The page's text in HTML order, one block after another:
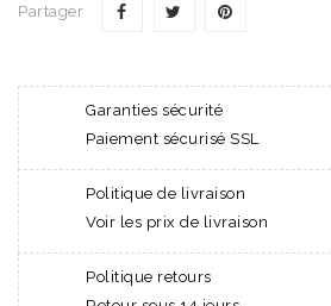
Partager
Garanties sécurité
Paiement sécurisé SSL
Politique de livraison
Voir les prix de livraison
Politique retours